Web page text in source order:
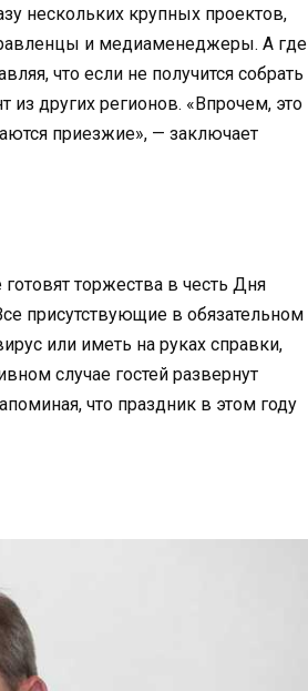
нескольких крупных проектов,
и медиаменеджеры. А где
что если не получится собрать
из других регионов. «Впрочем, это
приезжие», — заключает
торжества в честь Дня
присутствующие в обязательном
или иметь на руках справки,
случае гостей развернут
что праздник в этом году